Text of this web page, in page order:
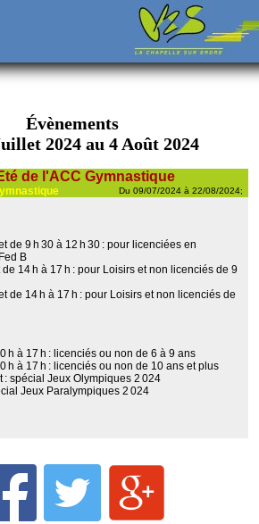
Évènements
2024 au 4 Août 2024
de l'ACC Gymnastique
Du 09/07/2024 à 22/08/2024;
de 9 h 30 à 12 h 30 : pour licenciées en
B
14 h à 17 h : pour Loisirs et non licenciés de 9
de 14 h à 17 h : pour Loisirs et non licenciés de
h à 17 h : licenciés ou non de 6 à 9 ans
h à 17 h : licenciés ou non de 10 ans et plus
: spécial Jeux Olympiques 2 024
Jeux Paralympiques 2 024